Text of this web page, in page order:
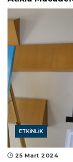
ETKINLIK
25 Mart 2024